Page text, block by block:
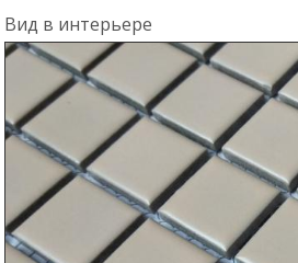
Вид в интерьере